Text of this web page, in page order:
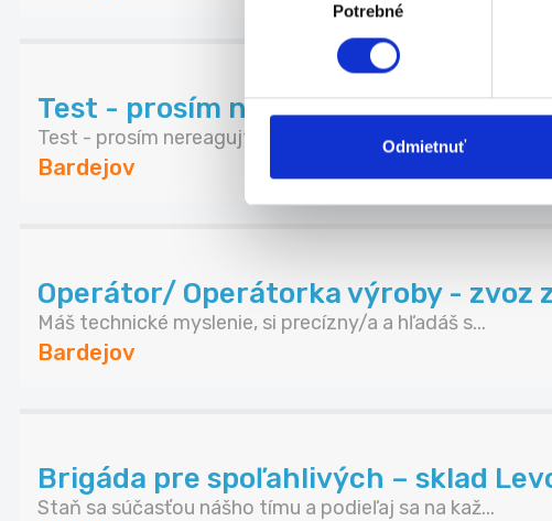
Potrebné
Odmietnuť
Test - prosím nereagujte
Test - prosím nereagujte
Bardejov
Operátor/ Operátorka výroby - zvoz
Máš technické myslenie, si precízny/a a hľadáš s...
Bardejov
Brigáda pre spoľahlivých – sklad
Staň sa súčasťou nášho tímu a podieľaj sa na kaž...